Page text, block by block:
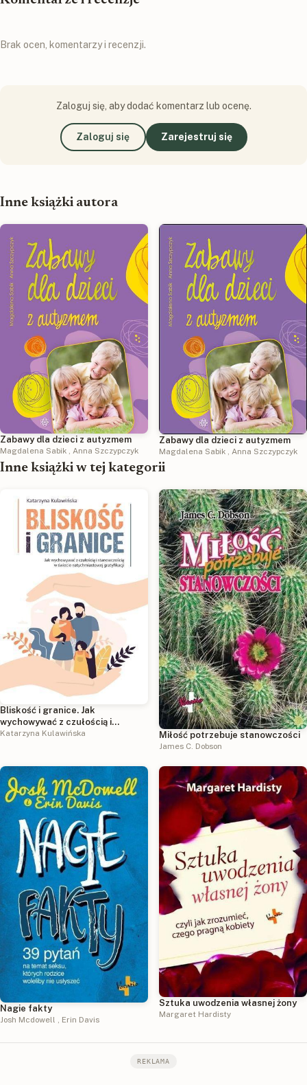
Brak ocen, komentarzy i recenzji.
Zaloguj się, aby dodać komentarz lub ocenę.
Zaloguj się Zarejestruj się
Inne książki autora
Zabawy dla dzieci z autyzmem
Magdalena Sabik , Anna Szczypczyk
Zabawy dla dzieci z autyzmem
Magdalena Sabik Anna Szczypczyk
Inne książki w tej kategorii
Bliskość i granice. Jak
wychowywać z czułością i
stanowczością w świecie
Katarzyna Kulawińska Miłość potrzebuje stanowczości
James C. Dobson
Nagie fakty
Josh Mcdowell , Erin Davis
Sztuka uwodzenia własnej żony
Margaret Hardisty
REKLAMA